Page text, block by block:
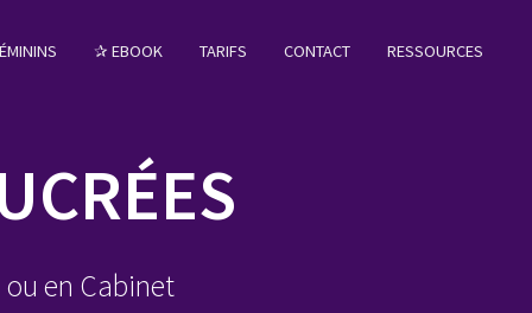
✰ EBOOK TARIFS CONTACT RESSOURCES
en Cabinet